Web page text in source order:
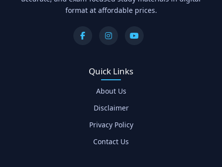
format at affordable prices.
Quick Links
About Us
Disclaimer
Privacy Policy
Contact Us